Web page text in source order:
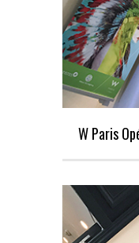
W Paris